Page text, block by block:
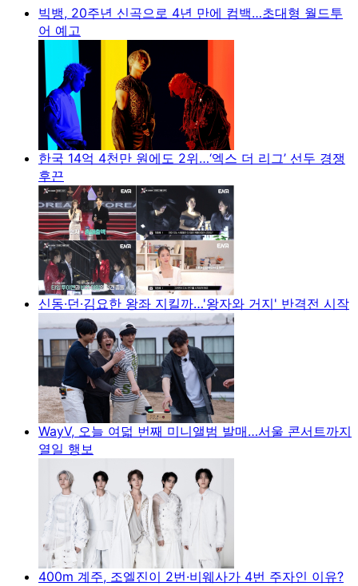
빅뱅, 20주년 신곡으로 4년 만에 컴백…초대형 월드투
어 예고
한국 14억 4천만 원에도 2위…‘엑스 더 리그’ 선두 경쟁
후끈
신동·던·김요한 왕좌 지킬까…'왕자와 거지' 반격전 시작
WayV, 오늘 여덟 번째 미니앨범 발매…서울 콘서트까지
열일 행보
400m 계주, 조엘진이 2번·비웨사가 4번 주자인 이유?